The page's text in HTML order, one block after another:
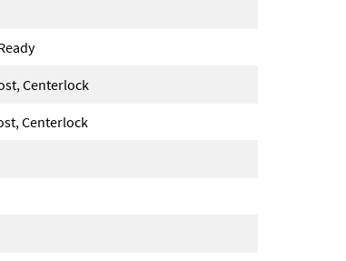
Centerlock
Centerlock